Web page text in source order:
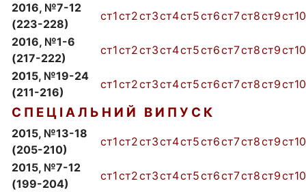
2016, №7-12
(223-228)
ст1ст2ст3ст4ст5ст6ст7ст8ст9ст10
2016, №1-6
(217-222)
ст1ст2ст3ст4ст5ст6ст7ст8ст9ст10
2015, №19-24
(211-216)
ст1ст2ст3ст4ст5ст6ст7ст8ст9ст10
С П Е Ц І А Л Ь Н И Й В И П У С К
2015, №13-18
(205-210)
ст1ст2ст3ст4ст5ст6ст7ст8ст9ст10
2015, №7-12
(199-204)
ст1ст2ст3ст4ст5ст6ст7ст8ст9ст10